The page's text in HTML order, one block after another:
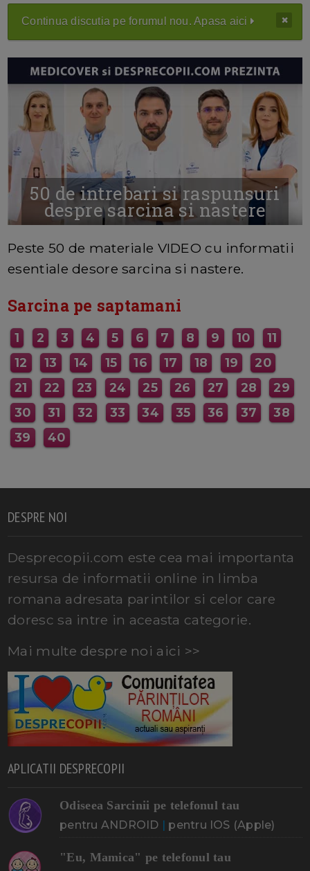
Continua discutia pe forumul nou. Apasa aici
50 de intrebari si raspunsuri
despre sarcina si nastere
Peste 50 de materiale VIDEO cu informatii
esentiale desore sarcina si nastere.
Sarcina pe saptamani
1 2 3 4 5 6 7 8 9 10
11
12
13 14 15 16 17 18 19
20
21
22 23 24 25 26 27 28
29
30
31 32 33 34 35 36 37
38
39
40
DESPRE NOI
Desprecopii.com este cea mai importanta
resursa de informatii online in limba
romana adresata parintilor si celor care
doresc sa intre in aceasta categorie.
Mai multe despre noi aici >>
APLICATII DESPRECOPII
Odiseea Sarcinii pe telefonul tau
pentru ANDROID | pentru IOS (Apple)
"Eu, Mamica" pe telefonul tau